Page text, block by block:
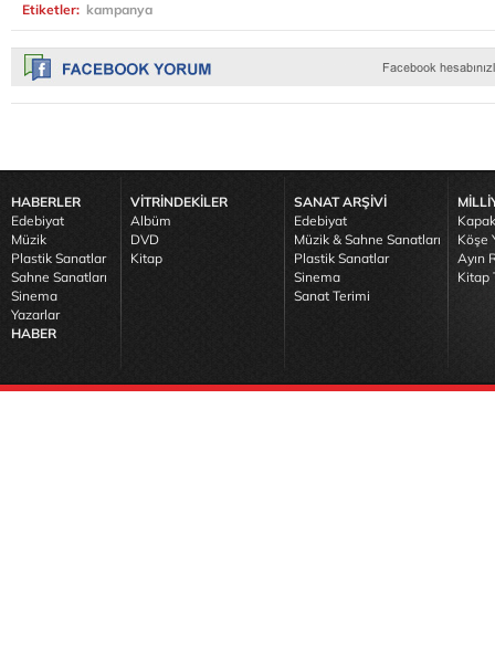
Etiketler: kampanya
HABERLER
Edebiyat
Müzik
Plastik Sanatlar
Sahne Sanatları
Sinema
Yazarlar
HABER
VİTRİNDEKİLER
Albüm
DVD
Kitap
SANAT ARŞİVİ
Edebiyat
Müzik & Sahne Sanatları
Plastik Sanatlar
Sinema
Sanat Terimi
Köşe
Ayın
Kitap